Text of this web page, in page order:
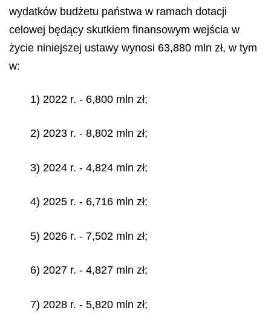
wydatków budżetu państwa w ramach dotacji
celowej będący skutkiem finansowym wejścia w
życie niniejszej ustawy wynosi 63,880 mln zł, w tym
w:
1) 2022 r. - 6,800 mln zł;
2) 2023 r. - 8,802 mln zł;
3) 2024 r. - 4,824 mln zł;
4) 2025 r. - 6,716 mln zł;
5) 2026 r. - 7,502 mln zł;
6) 2027 r. - 4,827 mln zł;
7) 2028 r. - 5,820 mln zł;